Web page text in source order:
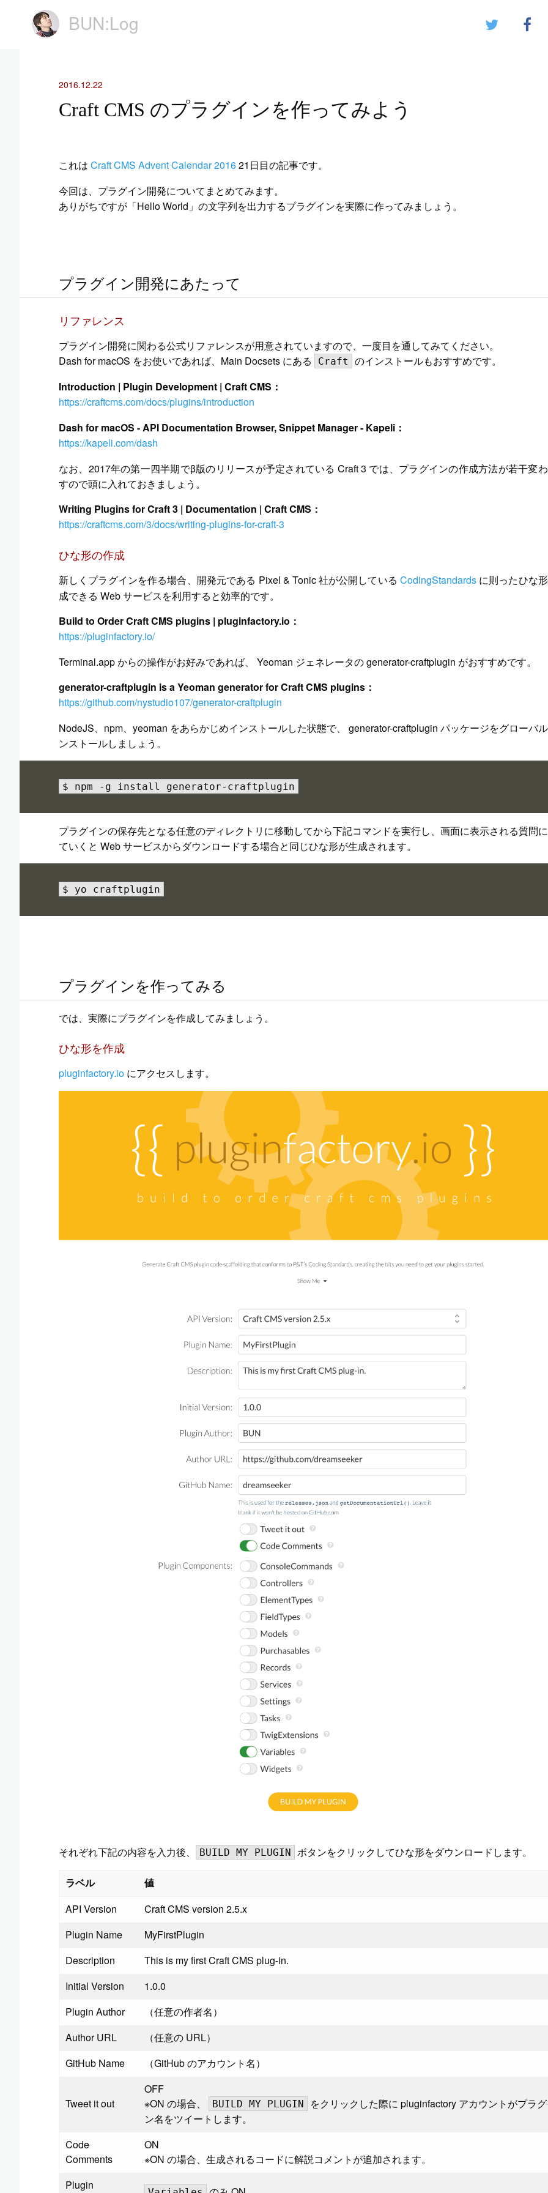
BUN:Log
2016.12.22
Craft CMS のプラグインを作ってみよう
これは Craft CMS Advent Calendar 201621日目の記事です。
今回は、プラグイン開発についてまとめてみます。
ありがちですが「Hello World」の文字列を出力するプラグインを実際に作ってみましょう。
プラグイン開発にあたって
リファレンス
プラグイン開発に関わる公式リファレンスが用意されていますので、一度目を通してみてください。
Dash for macOS をお使いであれば、Main Docsets にある
Craft
のインストールもおすすめです。
Introduction | Plugin Development | Craft CMS：
https://craftcms.com/docs/plugins/introduction
Dash for macOS - API Documentation Browser, Snippet Manager - Kapeli：
https://kapeli.com/dash
なお、2017年の第一四半期でβ版のリリースが予定されている Craft 3 では、プラグインの作成方法が若干変
すので頭に入れておきましょう。
Writing Plugins for Craft 3 | Documentation | Craft CMS：
https://craftcms.com/3/docs/writing-plugins-for-craft-3
ひな形の作成
新しくプラグインを作る場合、開発元である Pixel & Tonic 社が公開している CodingStandardsに則ったひな
成できる Web サービスを利用すると効率的です。
Build to Order Craft CMS plugins | pluginfactory.io：
https://pluginfactory.io/
Terminal.app からの操作がお好みであれば、 Yeoman ジェネレータの generator-craftplugin がおすすめです。
generator-craftplugin is a Yeoman generator for Craft CMS plugins：
https://github.com/nystudio107/generator-craftplugin
NodeJS、npm、yeoman をあらかじめインストールした状態で、 generator-craftplugin パッケージをグローバ
ンストールしましょう。
$ npm -g install generator-craftplugin
プラグインの保存先となる任意のディレクトリに移動してから下記コマンドを実行し、画面に表示される質問
ていくと Web サービスからダウンロードする場合と同じひな形が生成されます。
$ yo craftplugin
プラグインを作ってみる
では、実際にプラグインを作成してみましょう。
ひな形を作成
pluginfactory.io にアクセスします。
それぞれ下記の内容を入力後、 BUILD MY PLUGIN ボタンをクリックしてひな形をダウンロードします。
ラベル
値
API Version
Craft CMS version 2.5.x
Plugin Name
MyFirstPlugin
Description
This is my first Craft CMS plug-in.
Initial Version
1.0.0
Plugin Author
（任意の作者名）
Author URL
（任意の URL）
GitHub Name
（GitHub のアカウント名）
Tweet it out
OFF
※ON の場合、
BUILD MY PLUGIN
をクリックした際に pluginfactory アカウントがプラ
ン名をツイートします。
Code
Comments
ON
※ON の場合、生成されるコードに解説コメントが追加されます。
Plugin